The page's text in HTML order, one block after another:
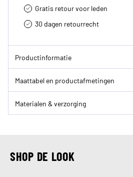
Gratis retour voor leden
30 dagen retourrecht­
Productinformatie
Maattabel en productafmetingen
Materialen & verzorging
SHOP DE LOOK